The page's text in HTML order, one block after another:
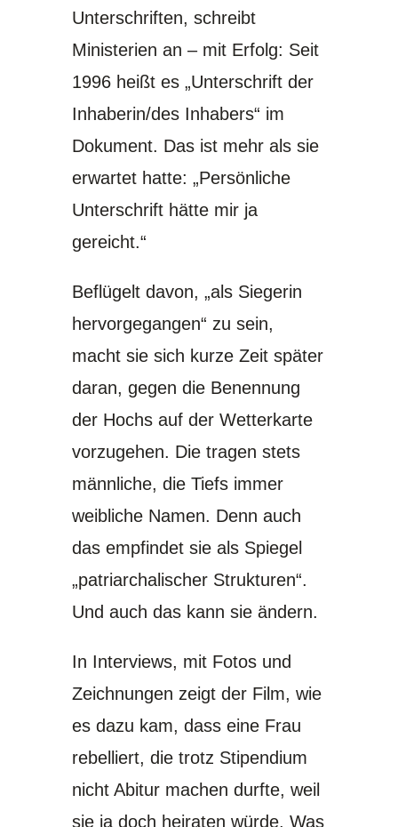
Unterschriften, schreibt
Ministerien an – mit Erfolg: Seit
1996 heißt es „Unterschrift der
Inhaberin/des Inhabers“ im
Dokument. Das ist mehr als sie
erwartet hatte: „Persönliche
Unterschrift hätte mir ja
gereicht.“
Beflügelt davon, „als Siegerin
hervorgegangen“ zu sein,
macht sie sich kurze Zeit später
daran, gegen die Benennung
der Hochs auf der Wetterkarte
vorzugehen. Die tragen stets
männliche, die Tiefs immer
weibliche Namen. Denn auch
das empfindet sie als Spiegel
„patriarchalischer Strukturen“.
Und auch das kann sie ändern.
In Interviews, mit Fotos und
Zeichnungen zeigt der Film, wie
es dazu kam, dass eine Frau
rebelliert, die trotz Stipendium
nicht Abitur machen durfte, weil
sie ja doch heiraten würde. Was